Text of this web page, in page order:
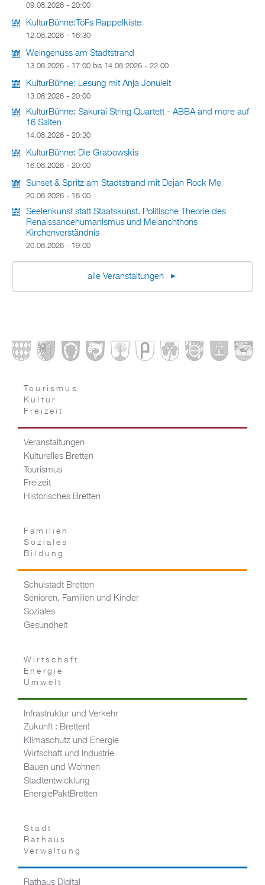
09.08.2026 - 20:00
KulturBühne:TöFs Rappelkiste
12.08.2026 - 16:30
Weingenuss am Stadtstrand
13.08.2026 - 17:00 bis 14.08.2026 - 22:00
KulturBühne: Lesung mit Anja Jonuleit
13.08.2026 - 20:00
KulturBühne: Sakurai String Quartett - ABBA and more auf
16 Saiten
14.08.2026 - 20:30
KulturBühne: Die Grabowskis
16.08.2026 - 20:00
Sunset & Spritz am Stadtstrand mit Dejan Rock Me
20.08.2026 - 18:00
Seelenkunst statt Staatskunst. Politische Theorie des
Renaissancehumanismus und Melanchthons
Kirchenverständnis
20.08.2026 - 19:00
alle Veranstaltungen
Tourismus
Kultur
Freizeit
Veranstaltungen
Kulturelles Bretten
Tourismus
Freizeit
Historisches Bretten
Familien
Soziales
Bildung
Schulstadt Bretten
Senioren, Familien und Kinder
Soziales
Gesundheit
Wirtschaft
Energie
Umwelt
Infrastruktur und Verkehr
Zukunft : Bretten!
Klimaschutz und Energie
Wirtschaft und Industrie
Bauen und Wohnen
Stadtentwicklung
EnergiePaktBretten
Stadt
Rathaus
Verwaltung
Rathaus Digital